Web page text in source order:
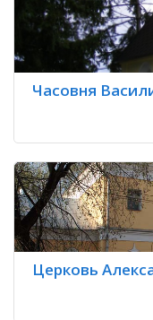
Часовня
Церковь